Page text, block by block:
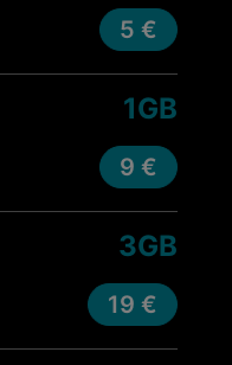
5 €
1GB
9 €
3GB
19 €